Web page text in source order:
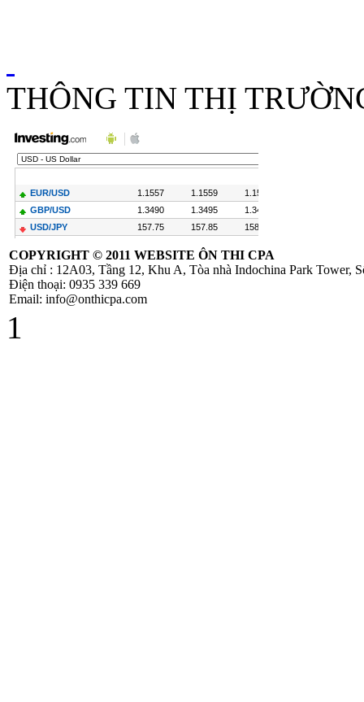
GTGT
Hóa Đơn Bị Sai
Sót Nhỏ Vẫn
TT 219/2013/TT-
BTC hướng dẫn
thi hành Luật thuế
GTGT và
THÔNG TIN THỊ
COPYRIGHT © 2011 WEBSITE ÔN THI CPA
Địa chỉ : 12A03, Tầng 12, Khu A, Tòa nhà Indochina Park Tower,
Điện thoại: 0935 339 669
Email: info@onthicpa.com
1